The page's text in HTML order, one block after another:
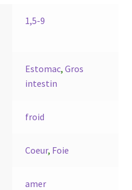
1,5-9
Estomac,Gros
intestin
froid
Coeur, Foie
amer